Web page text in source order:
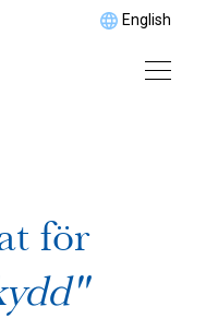
English
för